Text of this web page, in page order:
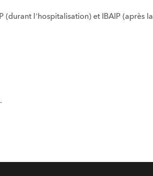
l’hospitalisation) et IBAIP (après la